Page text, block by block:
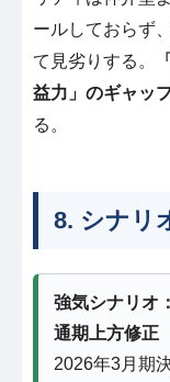
ールしておらず
て見劣りする。
益力」のギャッ
る。
8. シナリ
強気シナリオ
通期上方修正
2026年3月期